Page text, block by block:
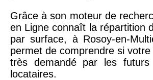
Grâce à son moteur de
en Ligne connaît la répartition
par surface, à Rosoy-en-
permet de comprendre si
très demandé par les futurs
locataires.